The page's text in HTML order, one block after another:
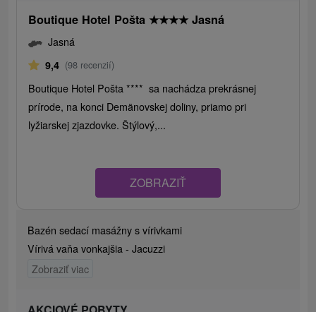
Boutique Hotel Pošta ★★★★ Jasná
Jasná
9,4 (98 recenzií)
Boutique Hotel Pošta **** sa nachádza prekrásnej
prírode, na konci Demänovskej doliny, priamo pri
lyžiarskej zjazdovke. Štýlový,...
ZOBRAZIŤ
Bazén sedací masážny s vírivkami
Vírivá vaňa vonkajšia - Jacuzzi
Zobraziť viac